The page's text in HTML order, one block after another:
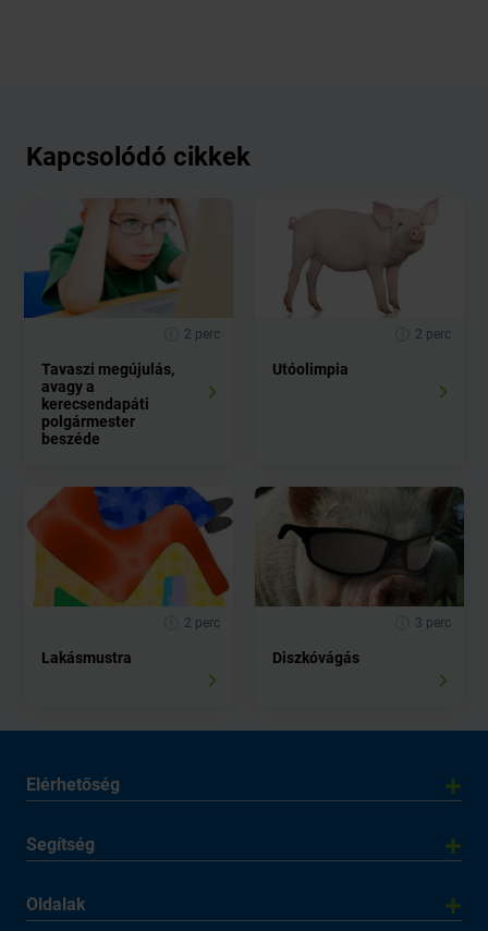
Kapcsolódó cikkek
2 perc
Tavaszi megújulás,
avagy a
kerecsendapáti
polgármester
beszéde
2 perc
Utóolimpia
2 perc
Lakásmustra
3 perc
Diszkóvágás
Elérhetőség
Segítség
Oldalak